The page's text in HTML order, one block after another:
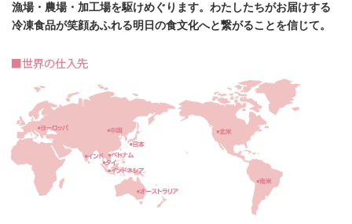
漁場・農場・加工場を駆けめぐります。わたしたちがお届けする
冷凍食品が笑顔あふれる明日の食文化へと繋がることを信じて。